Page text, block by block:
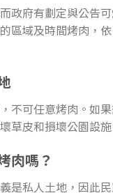
政府有劃定與公告
區域及時間烤肉，
不可任意烤肉。如
草皮和損壞公園設施
肉嗎？
是私人土地，因此